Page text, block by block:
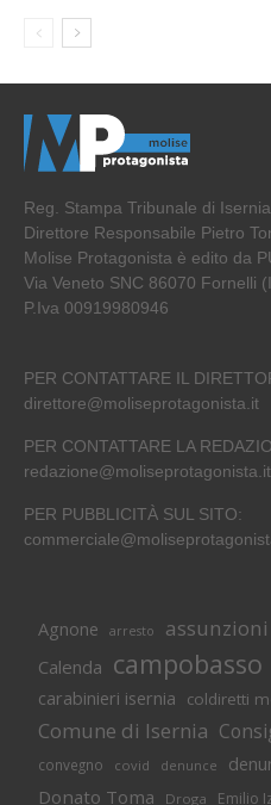
Reg. Stampa Tribunale di
Direttore Responsabile Pietro
Molise Protagonista è edito da
Via Veneto SNC 86070 Fornelli
P.Iva 00919980946
PER CONTATTARE IL
direttore@moliseprotagonista.it
PER CONTATTARE LA
redazione@moliseprotagonista.it
PER PUBBLICITÀ SUL SITO:
Agnone arresto assunzioni
Calenda campobasso
carabinieri isernia coldiretti
Comune di Isernia
convegno covid denunce
Donato Toma Droga Emilio